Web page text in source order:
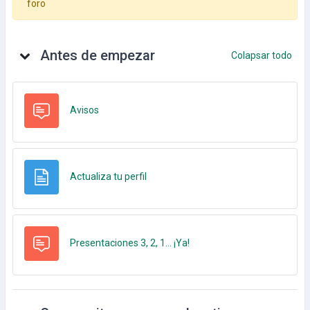
foro
Antes de empezar Colapsar todo
Avisos
Actualiza tu perfil
Presentaciones 3, 2, 1... ¡Ya!